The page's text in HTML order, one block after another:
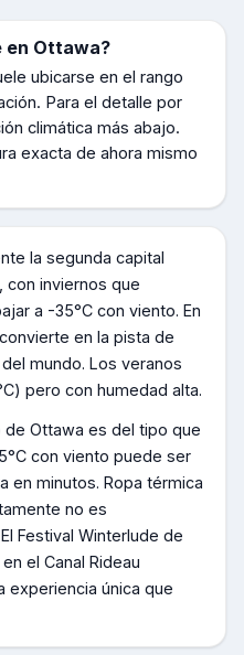
en Ottawa?
ubicarse en el rango
. Para el detalle por
climática más abajo.
exacta de ahora mismo
la segunda capital
con inviernos que
a -35°C con viento. En
en la pista de
mundo. Los veranos
pero con humedad alta.
de Ottawa es del tipo que
con viento puede ser
en minutos. Ropa térmica
no es
Festival Winterlude de
el Canal Rideau
experiencia única que